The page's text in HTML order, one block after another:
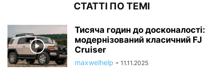
СТАТТІ ПО ТЕМІ
Тисяча годин до досконалості:
модернізований класичний FJ
Cruiser
maxwelhelp - 11.11.2025